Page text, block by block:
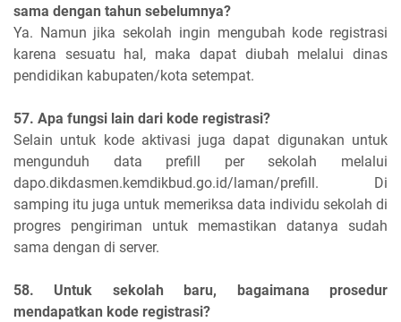
sama dengan tahun sebelumnya?
Ya. Namun jika sekolah ingin mengubah kode registrasi
karena sesuatu hal, maka dapat diubah melalui dinas
pendidikan kabupaten/kota setempat.
57. Apa fungsi lain dari kode registrasi?
Selain untuk kode aktivasi juga dapat digunakan untuk
mengunduh data prefill per sekolah melalui
dapo.dikdasmen.kemdikbud.go.id/laman/prefill. Di
samping itu juga untuk memeriksa data individu sekolah di
progres pengiriman untuk memastikan datanya sudah
sama dengan di server.
58. Untuk sekolah baru, bagaimana prosedur
mendapatkan kode registrasi?